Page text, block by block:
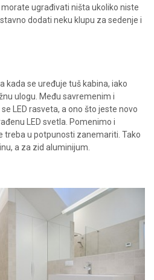
morate ugrađivati ništa ukoliko niste
dodati neku klupu za sedenje i
kada se uređuje tuš kabina, iako
ulogu. Među savremenim i
LED rasveta, a ono što jeste novo
LED svetla. Pomenimo i
treba u potpunosti zanemariti. Tako
a za zid aluminijum.